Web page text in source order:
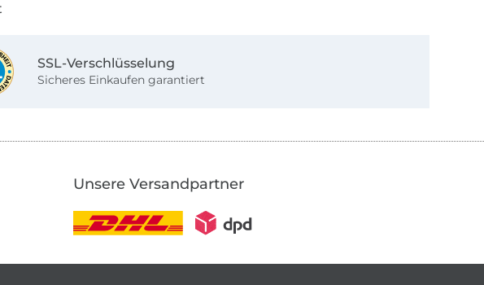
SSL-Verschlüsselung
Sicheres Einkaufen garantiert
Unsere Versandpartner